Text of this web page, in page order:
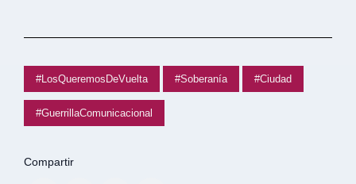
#LosQueremosDeVuelta #Soberanía #Ciudad
#GuerrillaComunicacional
Compartir